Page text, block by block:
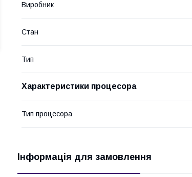
Виробник
Стан
Тип
Характеристики процесора
Тип процесора
Інформація для замовлення